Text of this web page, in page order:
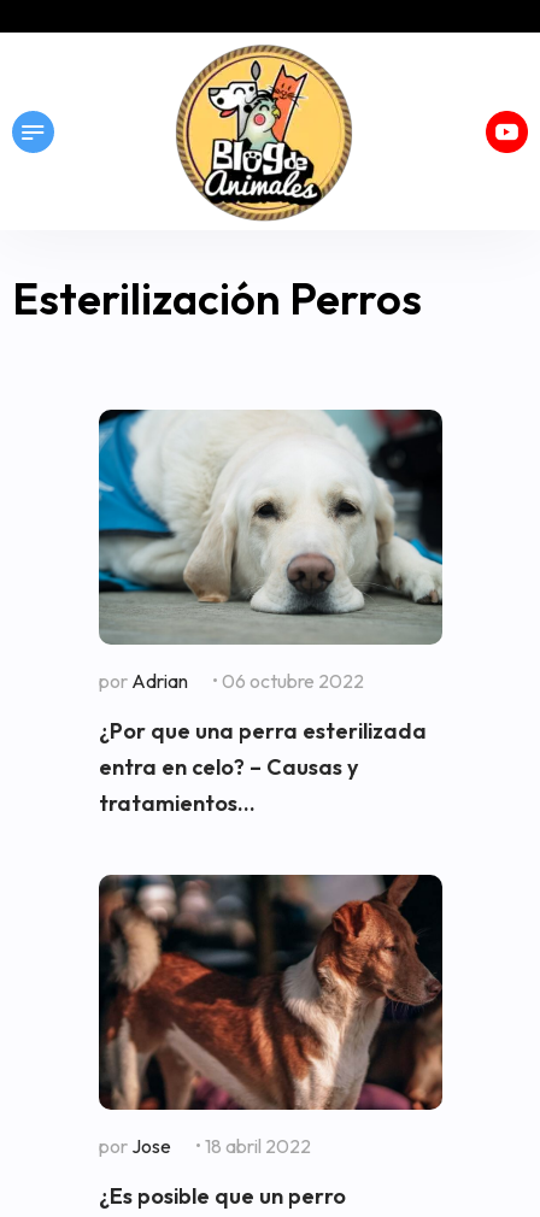
Esterilización Perros
por Adrian • 06 octubre 2022
¿Por que una perra esterilizada
entra en celo? – Causas y
tratamientos...
por Jose • 18 abril 2022
¿Es posible que un perro